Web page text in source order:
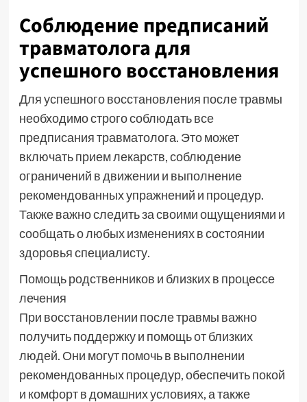
Соблюдение предписаний
травматолога для
успешного восстановления
Для успешного восстановления после травмы
необходимо строго соблюдать все
предписания травматолога. Это может
включать прием лекарств, соблюдение
ограничений в движении и выполнение
рекомендованных упражнений и процедур.
Также важно следить за своими ощущениями и
сообщать о любых изменениях в состоянии
здоровья специалисту.
Помощь родственников и близких в процессе
лечения
При восстановлении после травмы важно
получить поддержку и помощь от близких
людей. Они могут помочь в выполнении
рекомендованных процедур, обеспечить покой
и комфорт в домашних условиях, а также